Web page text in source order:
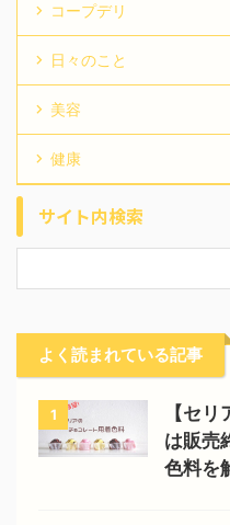
コープデリ
日々のこと
美容
健康
サイト内検索
よく読まれている記事
1
【セ
は販売
色料を